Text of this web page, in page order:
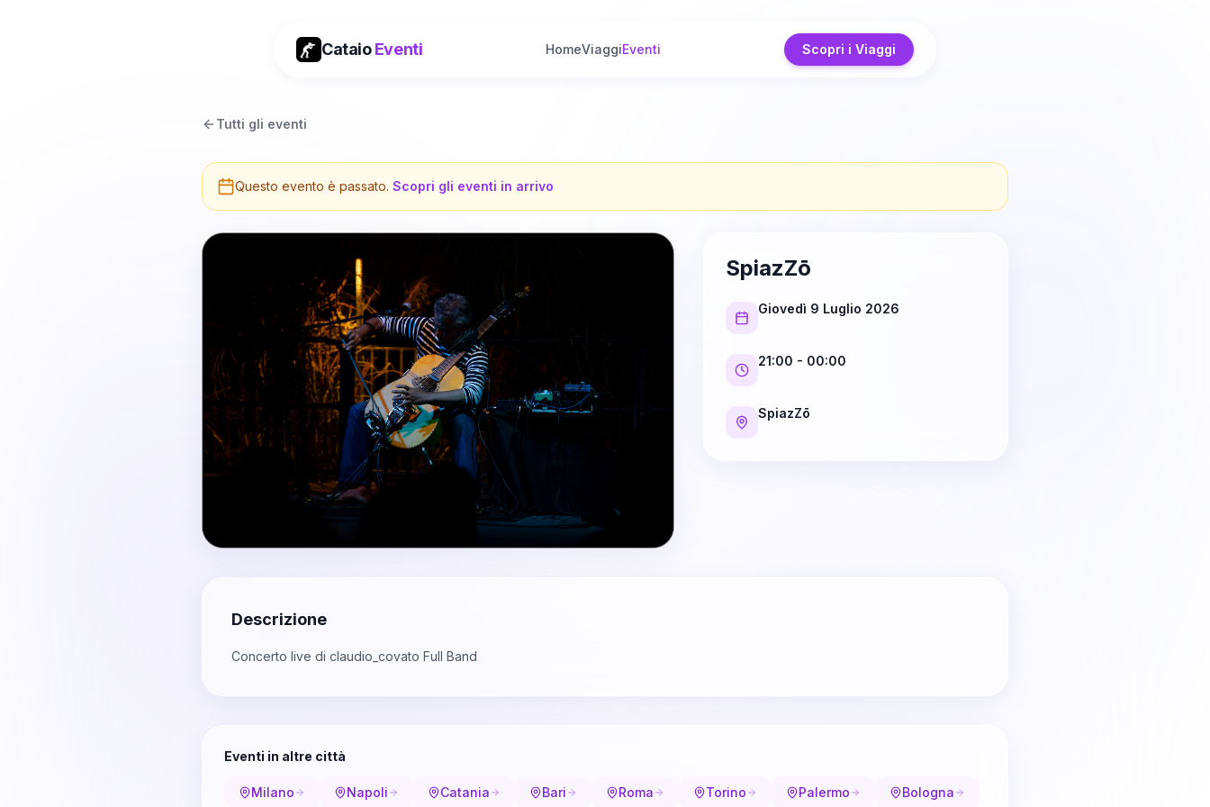
CataioEventi HomeViaggiEventi Scopri i Viaggi
Tutti gli eventi
Questo evento è passato. Scopri gli eventi in arrivo
SpiazZō
Giovedì 9 Luglio 2026
21:00 - 00:00
SpiazZō
Descrizione
Concerto live di claudio_covato Full Band
Eventi in altre città
Milano Napoli Catania Bari Roma Torino Palermo Bologna